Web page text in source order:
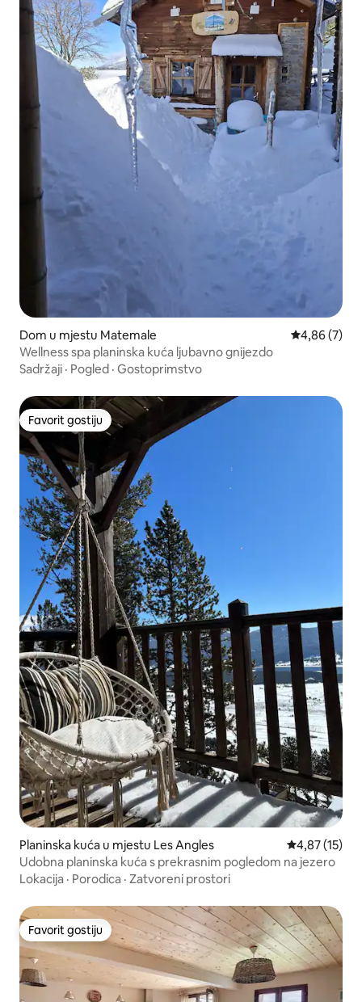
Dom u mjestu Matemale Prosječna
4,86 (7)
Wellness spa planinska kuća ljubavno gnijezdo
Sadržaji · Pogled · Gostoprimstvo
Favorit gostiju
Favorit gostiju
Planinska kuća u mjestu Les Angles Prosječna
4,87 (15)
Udobna planinska kuća s prekrasnim pogledom na jezero
Lokacija · Porodica · Zatvoreni prostori
Favorit gostiju
Favorit gostiju